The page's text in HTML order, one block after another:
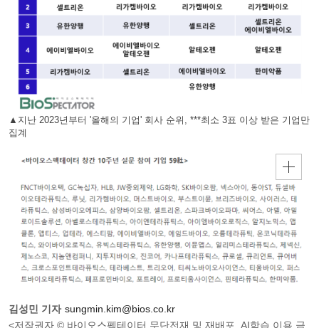
▲지난 2023년부터 '올해의 기업' 회사 순위, ***최소 3표 이상 받은 기업만
집계
김성민 기자 sungmin.kim@bios.co.kr
<저작권자 © 바이오스펙테이터 무단전재 및 재배포, AI학습 이용 금